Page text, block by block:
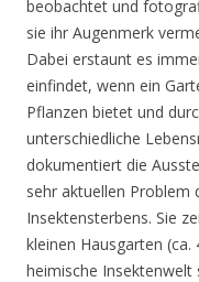
beobachtet und
sie ihr Augenmerk
Dabei erstaunt es
einfindet, wenn ein
Pflanzen bietet und
unterschiedliche
dokumentiert die
sehr aktuellen Problem
Insektensterbens. Sie
kleinen Hausgarten (ca.
heimische Insektenwelt